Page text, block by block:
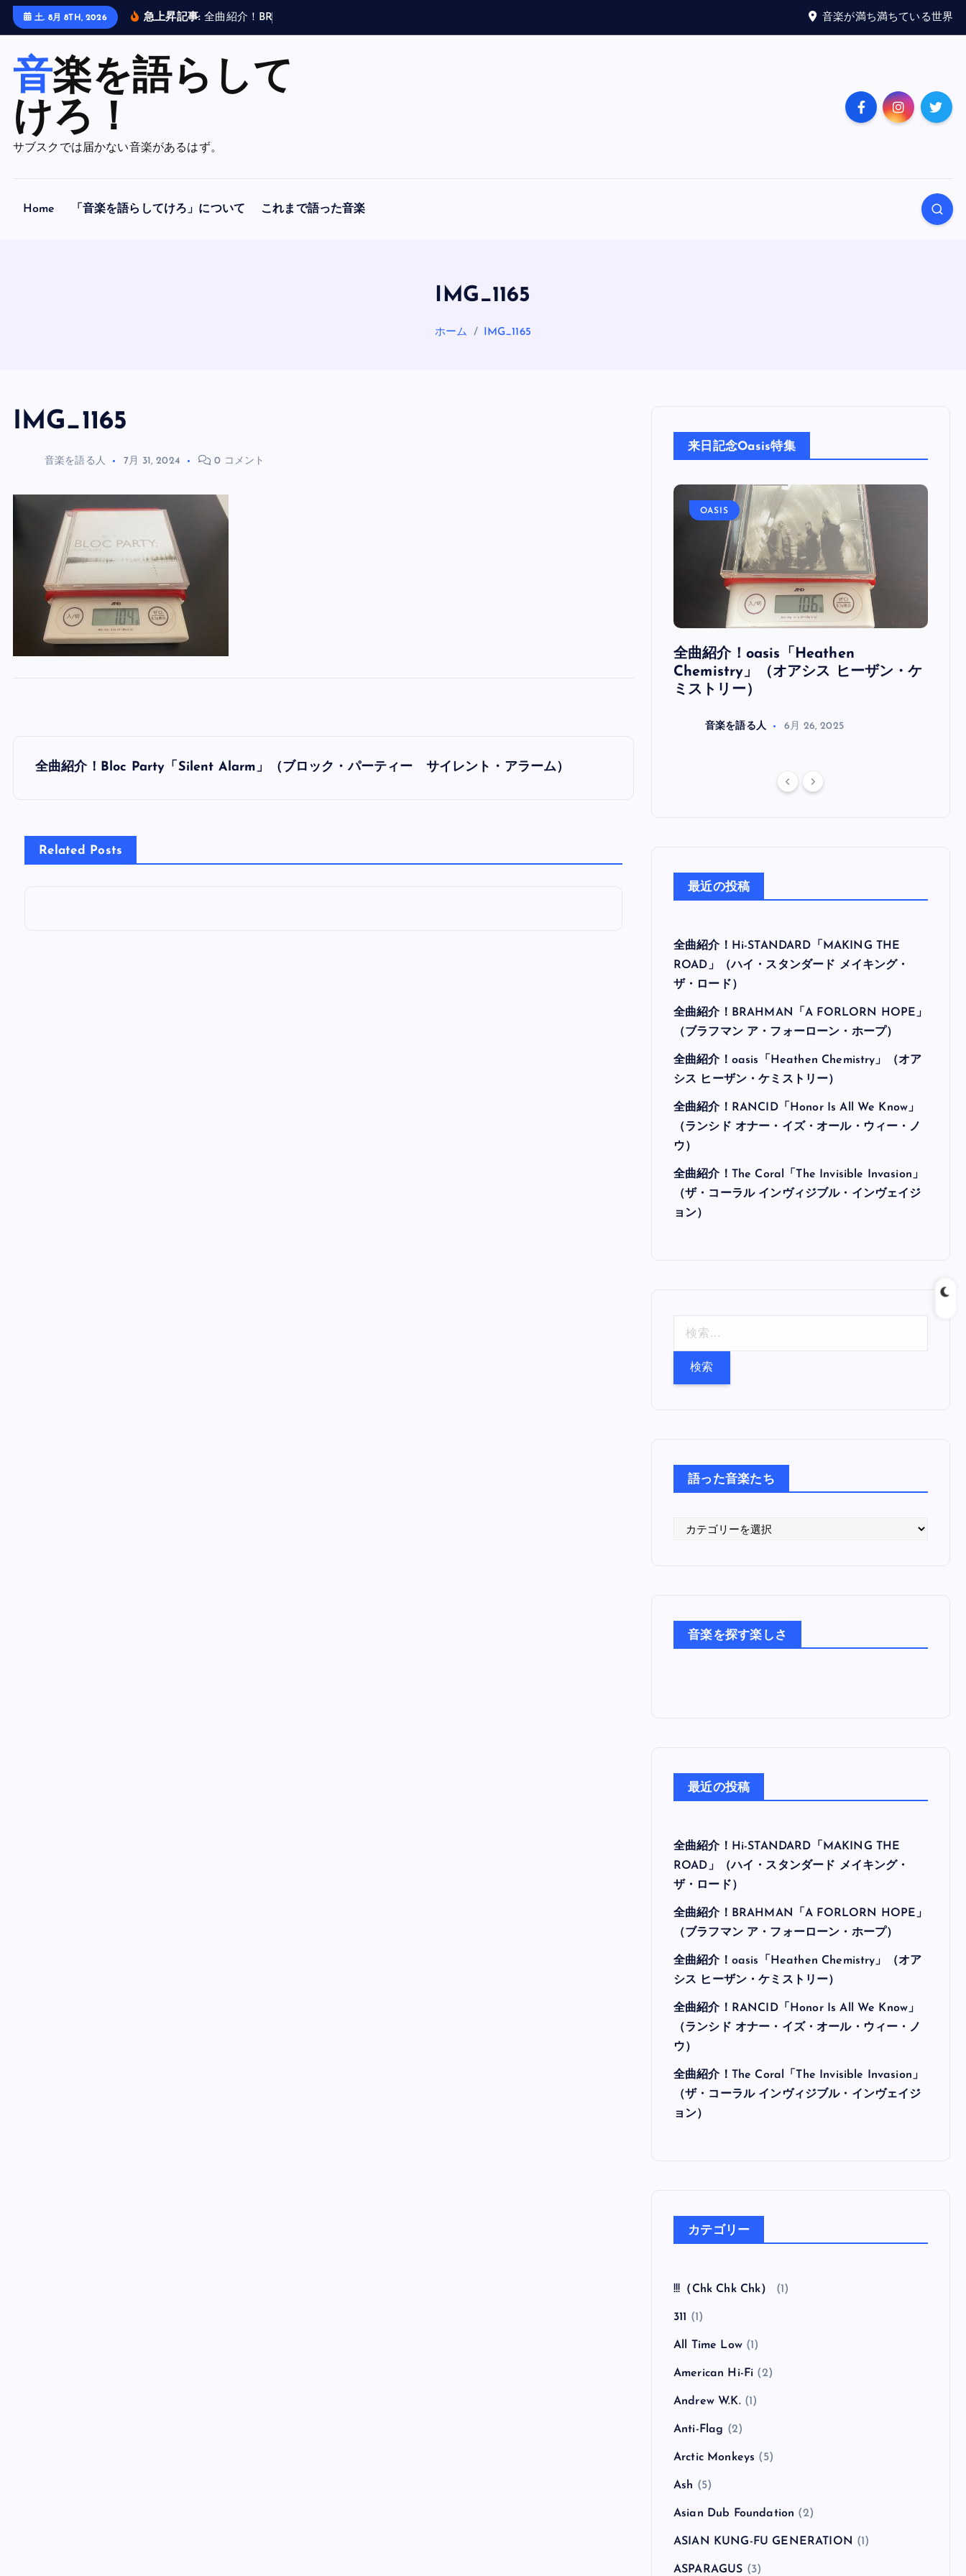
土. 8月 8TH, 2026 急上昇記事: 全曲 紹介 ！ B R 音楽が満ち満ちている世界
音楽を語らして
けろ！
サブスクでは届かない音楽があるはず。
Home 「音楽を語らしてけろ」について これまで語った音楽
IMG_1165
ホーム IMG_1165
IMG_1165
音楽を語る人 7月 31, 2024 0 コメント
投
ナ
ビ
全曲紹介！Bloc Party「Silent Alarm」（ブロック・パーティー サイレント・アラーム）
Related Posts
来日記念Oasis特集
OASIS
全曲紹介！oasis「Heathen
Chemistry」（オアシス ヒーザン・ケ
ミストリー）
音楽を語る人 6月 26, 2025
最近の投稿
全曲紹介！Hi-STANDARD「MAKING THE
ROAD」（ハイ・スタンダード メイキング・
ザ・ロード）
全曲紹介！BRAHMAN「A FORLORN HOPE」
（ブラフマン ア・フォーローン・ホープ）
全曲紹介！oasis「Heathen Chemistry」（オア
シス ヒーザン・ケミストリー）
全曲紹介！RANCID「Honor Is All We Know」
（ランシド オナー・イズ・オール・ウィー・ノ
ウ）
全曲紹介！The Coral「The Invisible Invasion」
（ザ・コーラル インヴィジブル・インヴェイジ
ョン）
語った音楽たち
た
音楽を探す楽しさ
最近の投稿
全曲紹介！Hi-STANDARD「MAKING THE
ROAD」（ハイ・スタンダード メイキング・
ザ・ロード）
全曲紹介！BRAHMAN「A FORLORN HOPE」
（ブラフマン ア・フォーローン・ホープ）
全曲紹介！oasis「Heathen Chemistry」（オア
シス ヒーザン・ケミストリー）
全曲紹介！RANCID「Honor Is All We Know」
（ランシド オナー・イズ・オール・ウィー・ノ
ウ）
全曲紹介！The Coral「The Invisible Invasion」
（ザ・コーラル インヴィジブル・インヴェイジ
ョン）
カテゴリー
!!!（Chk Chk Chk） (1)
311 (1)
All Time Low(1)
American Hi-Fi (2)
Andrew W.K.(1)
Anti-Flag (2)
Arctic Monkeys (5)
Ash (5)
Asian Dub Foundation (2)
ASIAN KUNG-FU GENERATION (1)
ASPARAGUS (3)